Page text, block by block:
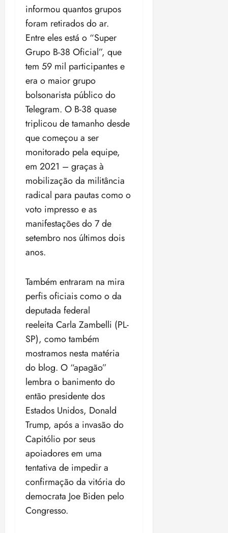
informou quantos grupos
foram retirados do ar.
Entre eles está o “Super
Grupo B-38 Oficial”, que
tem 59 mil participantes e
era o maior grupo
bolsonarista público do
Telegram. O B-38 quase
triplicou de tamanho desde
que começou a ser
monitorado pela equipe,
em 2021 – graças à
mobilização da militância
radical para pautas como o
voto impresso e as
manifestações do 7 de
setembro nos últimos dois
anos.
Também entraram na mira
perfis oficiais como o da
deputada federal
reeleita Carla Zambelli (PL-
SP), como também
mostramos nesta matéria
do blog. O “apagão”
lembra o banimento do
então presidente dos
Estados Unidos, Donald
Trump, após a invasão do
Capitólio por seus
apoiadores em uma
tentativa de impedir a
confirmação da vitória do
democrata Joe Biden pelo
Congresso.